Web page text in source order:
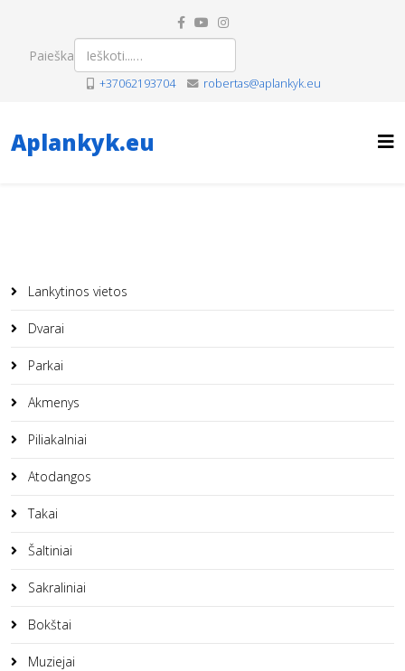
Paieška
+37062193704 robertas@aplankyk.eu
Aplankyk.eu
Lankytinos vietos
Dvarai
Parkai
Akmenys
Piliakalniai
Atodangos
Takai
Šaltiniai
Sakraliniai
Bokštai
Muziejai